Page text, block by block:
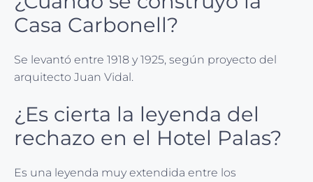
Casa Carbonell?
Se levantó entre 1918 y 1925, según proyecto del
arquitecto Juan Vidal.
¿Es cierta la leyenda del
rechazo en el Hotel Palas?
Es una leyenda muy extendida entre los